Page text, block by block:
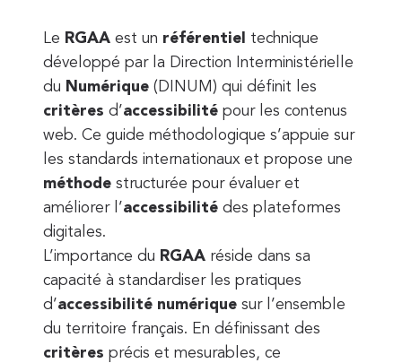
Le RGAA est un référentiel
technique
développé par la Direction Interministérielle
du Numérique (DINUM) qui définit les
critères d’accessibilité pour les contenus
web. Ce guide méthodologique s’appuie sur
les standards internationaux et propose une
méthode structurée pour évaluer et
améliorer l’accessibilité des plateformes
digitales.
L’importance du RGAA réside dans sa
capacité à standardiser les pratiques
d’accessibilité numérique sur l’ensemble
du territoire français. En définissant des
critères précis et mesurables, ce